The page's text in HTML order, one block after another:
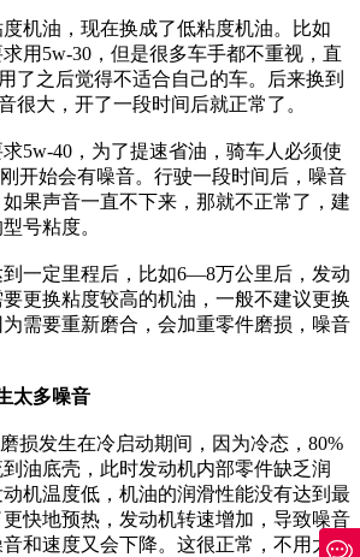
油，现在换成了低粘度机油。比如
求用5w-30，但是很多车手都不重视，直
了之后觉得不适合自己的车。后来换到
很大，开了一段时间后就正常了。
40，为了提速省油，骑车人必须使
开始会有噪音。行驶一段时间后，噪音
果声音一直不下来，那就不正常了，建
号粘度。
定里程后，比如6—8万公里后，发动
更换粘度较高的机油，一般不建议更换
需要重新磨合，会加重零件磨损，噪音
太多噪音
发生在冷启动期间，因为冷态，80%
油底壳，此时发动机内部零件缺乏润
机温度低，机油的润滑性能没有达到最
快地预热，发动机转速增加，导致噪音
和速度又会下降。这很正常，不用太担